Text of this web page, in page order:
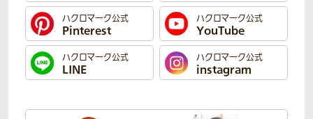
ハクロマーク公式
Pinterest
ハクロマーク公式
YouTube
ハクロマーク公式
LINE
ハクロマーク公式
instagram